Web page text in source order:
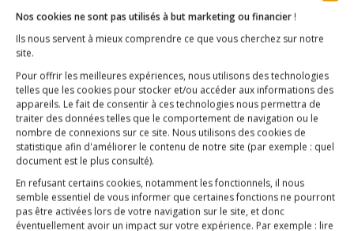
Nos cookies ne sont pas utilisés à but marketing ou financier !
Ils nous servent à mieux comprendre ce que vous cherchez sur notre
site.
Pour offrir les meilleures expériences, nous utilisons des technologies
telles que les cookies pour stocker et/ou accéder aux informations des
appareils. Le fait de consentir à ces technologies nous permettra de
traiter des données telles que le comportement de navigation ou le
nombre de connexions sur ce site. Nous utilisons des cookies de
statistique afin d'améliorer le contenu de notre site (par exemple : quel
document est le plus consulté).
En refusant certains cookies, notamment les fonctionnels, il nous
semble essentiel de vous informer que certaines fonctions ne pourront
pas être activées lors de votre navigation sur le site, et donc
éventuellement avoir un impact sur votre expérience. Par exemple : lire
Qui sommes-nous ? AIDEZ-NOUS !
L’ESSENTIEL
COMPRENDRE
VACCINATION HPV
E3M interpelle le Ministre de la Santé